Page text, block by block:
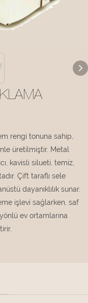
​​rengi tonuna sahip,
üretilmiştir. Metal
kavisli silueti, temiz,
Çift taraflı sele
dayanıklılık sunar.
işlevi sağlarken, saf
ev ortamlarına